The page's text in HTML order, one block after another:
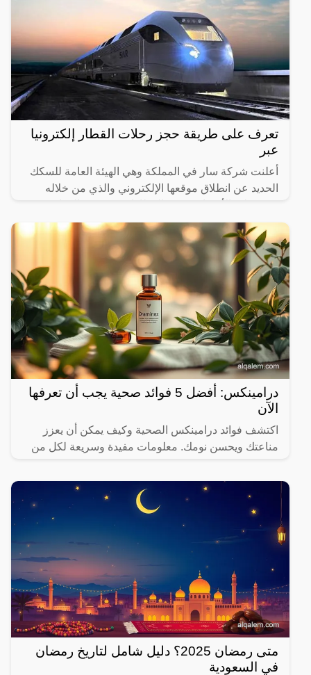
تعرف على طريقة حجز رحلات القطار إلكترونيا
عبر
أعلنت شركة سار في المملكة وهي الهيئة العامة للسكك
الحديد عن انطلاق موقعها الإلكتروني والذي من خلاله
المختلفة لها،
درامينكس: أفضل 5 فوائد صحية يجب أن تعرفها
الآن
اكتشف فوائد درامينكس الصحية وكيف يمكن أن يعزز
مناعتك ويحسن نومك. معلومات مفيدة وسريعة لكل من
متى رمضان 2025؟ دليل شامل لتاريخ رمضان
في السعودية